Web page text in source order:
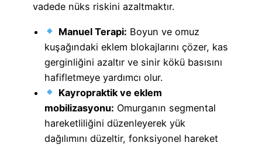
vadede nüks riskini azaltmaktır.
Manuel Terapi: Boyun ve omuz
kuşağındaki eklem blokajlarını çözer, kas
gerginliğini azaltır ve sinir kökü basısını
hafifletmeye yardımcı olur.
Kayropraktik ve eklem
mobilizasyonu: Omurganın segmental
hareketliliğini düzenleyerek yük
dağılımını düzeltir, fonksiyonel hareket